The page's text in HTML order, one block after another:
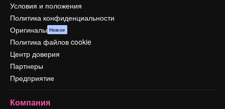
Условия и положения
Политика конфиденциальности
Оригиналы Новое
Политика файлов cookie
Центр доверия
Партнеры
Предприятие
Компания